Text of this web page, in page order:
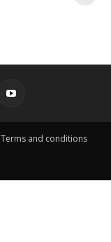
Terms and conditions